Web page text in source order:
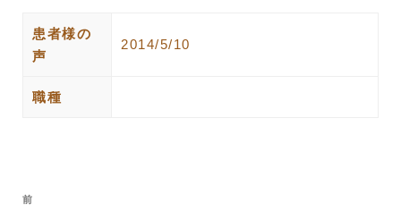
患者様の
声
2014/5/10
職種
投
過
前